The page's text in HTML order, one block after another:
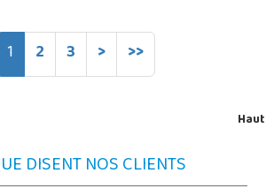
1 2 3 > >>
Haut
DISENT NOS CLIENTS